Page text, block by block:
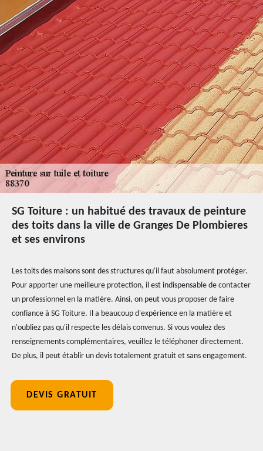
SG Toiture : un habitué des travaux de peinture
des toits dans la ville de Granges De Plombieres
et ses environs
Les toits des maisons sont des structures qu'il faut absolument protéger.
Pour apporter une meilleure protection, il est indispensable de contacter
un professionnel en la matière. Ainsi, on peut vous proposer de faire
confiance à SG Toiture. Il a beaucoup d'expérience en la matière et
n'oubliez pas qu'il respecte les délais convenus. Si vous voulez des
renseignements complémentaires, veuillez le téléphoner directement.
De plus, il peut établir un devis totalement gratuit et sans engagement.
DEVIS GRATUIT